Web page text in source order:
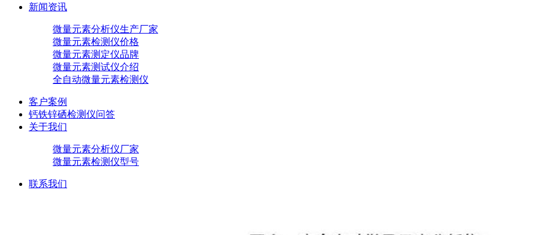
新闻资讯
微量元素分析仪生产厂家
微量元素检测仪价格
微量元素测定仪品牌
微量元素测试仪介绍
全自动微量元素检测仪
客户案例
钙铁锌硒检测仪问答
关于我们
微量元素分析仪厂家
微量元素检测仪型号
联系我们